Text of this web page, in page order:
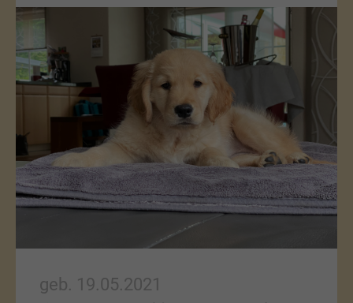
geb. 19.05.2021